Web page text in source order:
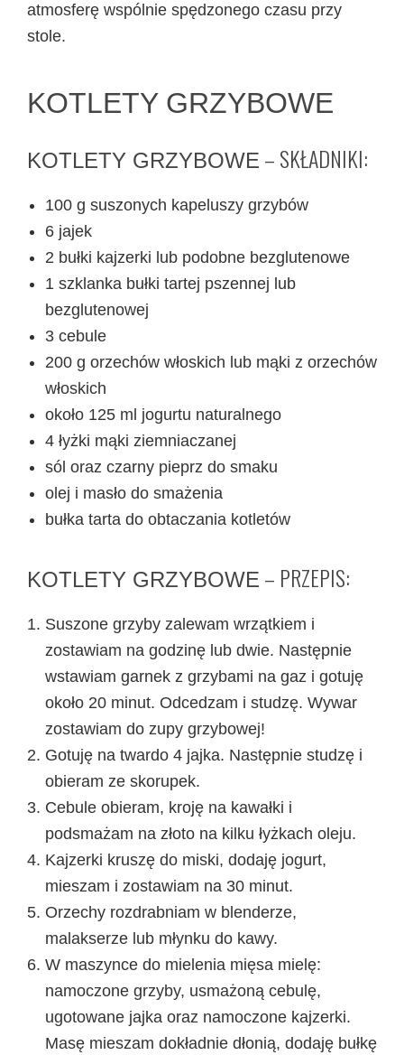
atmosferę wspólnie spędzonego czasu przy
stole.
KOTLETY GRZYBOWE
KOTLETY GRZYBOWE – SKŁADNIKI:
100 g suszonych kapeluszy grzybów
6 jajek
2 bułki kajzerki lub podobne bezglutenowe
1 szklanka bułki tartej pszennej lub
bezglutenowej
3 cebule
200 g orzechów włoskich lub mąki z orzechów
włoskich
około 125 ml jogurtu naturalnego
4 łyżki mąki ziemniaczanej
sól oraz czarny pieprz do smaku
olej i masło do smażenia
bułka tarta do obtaczania kotletów
KOTLETY GRZYBOWE – PRZEPIS:
Suszone grzyby zalewam wrzątkiem i
zostawiam na godzinę lub dwie. Następnie
wstawiam garnek z grzybami na gaz i gotuję
około 20 minut. Odcedzam i studzę. Wywar
zostawiam do zupy grzybowej!
Gotuję na twardo 4 jajka. Następnie studzę i
obieram ze skorupek.
Cebule obieram, kroję na kawałki i
podsmażam na złoto na kilku łyżkach oleju.
Kajzerki kruszę do miski, dodaję jogurt,
mieszam i zostawiam na 30 minut.
Orzechy rozdrabniam w blenderze,
malakserze lub młynku do kawy.
W maszynce do mielenia mięsa mielę:
namoczone grzyby, usmażoną cebulę,
ugotowane jajka oraz namoczone kajzerki.
Masę mieszam dokładnie dłonią, dodaję bułkę